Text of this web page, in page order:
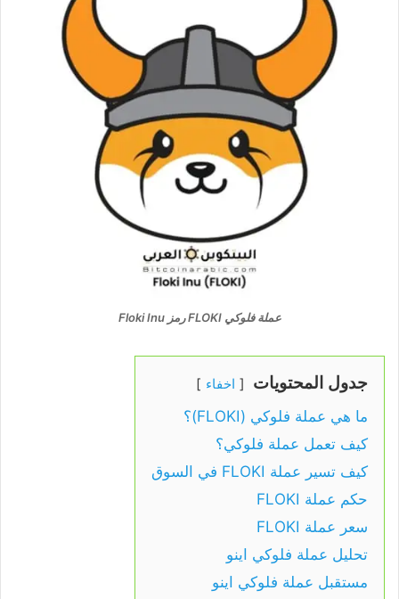
عملة فلوكي FLOKI رمز Floki Inu
جدول المحتويات اخفاء
ما هي عملة فلوكي (FLOKI)؟
كيف تعمل عملة فلوكي؟
كيف تسير عملة FLOKI في السوق
حكم عملة FLOKI
سعر عملة FLOKI
تحليل عملة فلوكي اينو
مستقبل عملة فلوكي اينو